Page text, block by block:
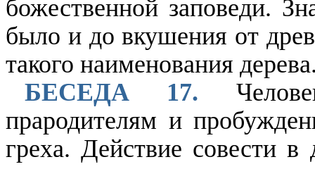
божественной заповеди.
было и до вкушения от
такого наименования
БЕСЕДА 17.
прародителям и
греха. Действие совести